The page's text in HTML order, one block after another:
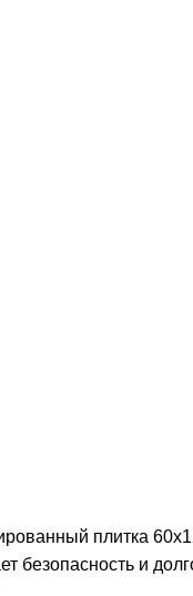
плитка
безопасность и